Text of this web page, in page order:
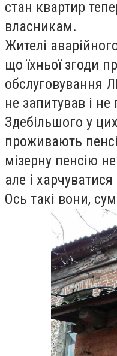
стан квартир
власникам.
Жителі
що їхньої згоди
обслуговування
не запитував і
Здебільшого у
проживають
мізерну пенсію
але і
Ось такі вони,